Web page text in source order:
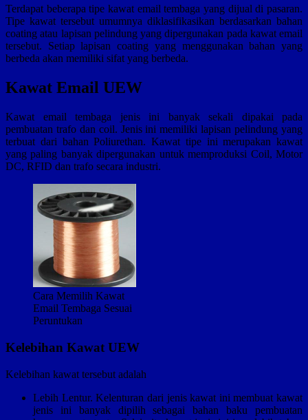
Terdapat beberapa tipe kawat email tembaga yang dijual di pasaran.
Tipe kawat tersebut umumnya diklasifikasikan berdasarkan bahan
coating atau lapisan pelindung yang dipergunakan pada kawat email
tersebut. Setiap lapisan coating yang menggunakan bahan yang
berbeda akan memiliki sifat yang berbeda.
Kawat Email UEW
Kawat email tembaga jenis ini banyak sekali dipakai pada
pembuatan trafo dan coil. Jenis ini memiliki lapisan pelindung yang
terbuat dari bahan Poliurethan. Kawat tipe ini merupakan kawat
yang paling banyak dipergunakan untuk memproduksi Coil, Motor
DC, RFID dan trafo secara industri.
Cara Memilih Kawat
Email Tembaga Sesuai
Peruntukan
Kelebihan Kawat UEW
Kelebihan kawat tersebut adalah
Lebih Lentur. Kelenturan dari jenis kawat ini membuat kawat
jenis ini banyak dipilih sebagai bahan baku pembuatan